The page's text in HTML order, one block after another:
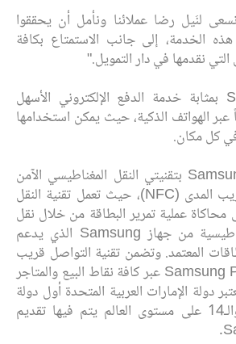
لنَيل رضا عملائنا ونأمل أن يحققوا
هذه الخدمة، إلى جانب الاستمتاع بكافة
نقدمها في دار التمويل."
تعد Samsung Pay بمثابة خدمة الدفع الإلكتروني الأسهل
عبر الهواتف الذكية، حيث يمكن استخدامها
في كل مكان.
تعمل خدمة Samsung Pay بتقنيتي النقل المغناطيسي الآمن
(MST) والتواصل قريب المدى (NFC)، حيث تعمل تقنية النقل
محاكاة عملية تمرير البطاقة من خلال نقل
لاسلكي لموجات مغناطيسية من جهاز Samsung الذي يدعم
المعتمد. وتضمن تقنية التواصل قريب
المدى عمل خدمة Samsung Pay عبر كافة نقاط البيع والمتاجر
دولة الإمارات العربية المتحدة أول دولة
في الشرق الأوسط والـ14 على مستوى العالم يتم فيها تقديم